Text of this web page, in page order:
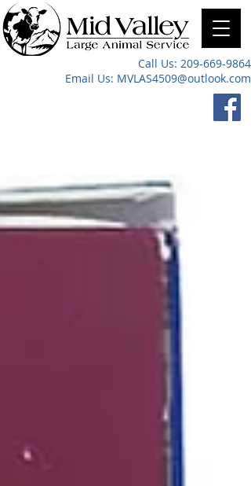
Call Us: 209-669-9864
Email Us: MVLAS4509@outlook.com